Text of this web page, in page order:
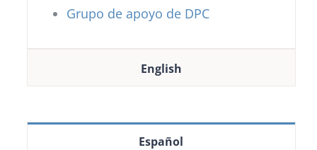
Grupo de apoyo de DPC
English
Español